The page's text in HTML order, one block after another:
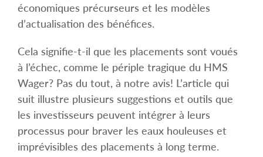
économiques précurseurs et les modèles
d’actualisation des bénéfices.
Cela signifie-t-il que les placements sont voués
à l’échec, comme le périple tragique du HMS
Wager? Pas du tout, à notre avis! L’article qui
suit illustre plusieurs suggestions et outils que
les investisseurs peuvent intégrer à leurs
processus pour braver les eaux houleuses et
imprévisibles des placements à long terme.